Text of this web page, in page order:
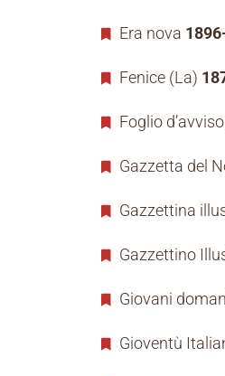
Era nova
Fenice (La)
Foglio
Gazzetta del
Gazzettina
Gazzettino
Giovani
Gioventù